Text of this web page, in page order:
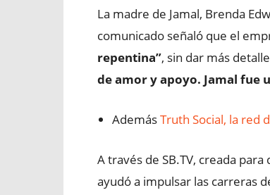
La madre de Jamal, Brenda
comunicado señaló que el
repentina”, sin dar más
de amor y apoyo. Jamal fue
AdemásTruth Social, la red
A través de SB.TV, creada
ayudó a impulsar las carreras